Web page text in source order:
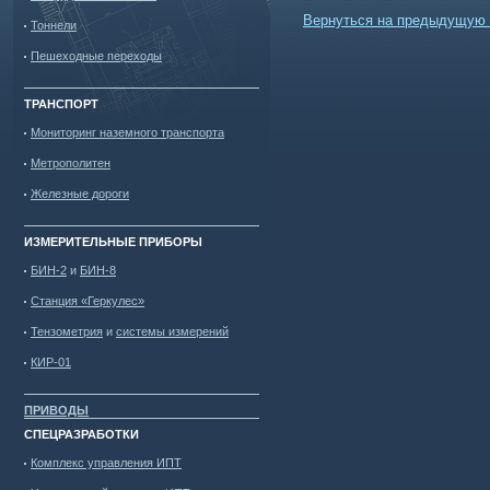
Тоннели
Пешеходные переходы
ТРАНСПОРТ
Мониторинг наземного транспорта
Метрополитен
Железные дороги
ИЗМЕРИТЕЛЬНЫЕ ПРИБОРЫ
БИН-2 и БИН-8
Станция «Геркулес»
Тензометрия и системы измерений
КИР-01
ПРИВОДЫ
СПЕЦРАЗРАБОТКИ
Комплекс управления ИПТ
Вернуться на предыдущую